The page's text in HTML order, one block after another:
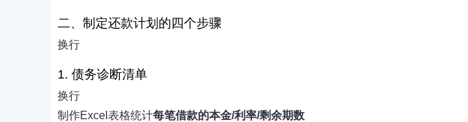
二、制定还款计划的四个步骤
换行
1. 债务诊断清单
换行
制作Excel表格统计每笔借款的本金/利率/剩余期数